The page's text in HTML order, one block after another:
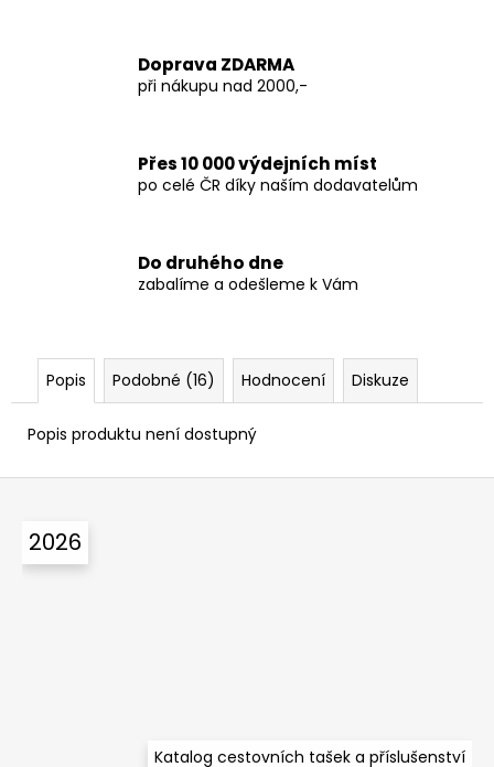
Doprava ZDARMA
při nákupu nad 2000,-
Přes 10 000 výdejních míst
po celé ČR díky naším dodavatelům
Do druhého dne
zabalíme a odešleme k Vám
Popis Podobné (16) Hodnocení Diskuze
Popis produktu není dostupný
Z
2026
Katalog cestovních tašek a příslušenství